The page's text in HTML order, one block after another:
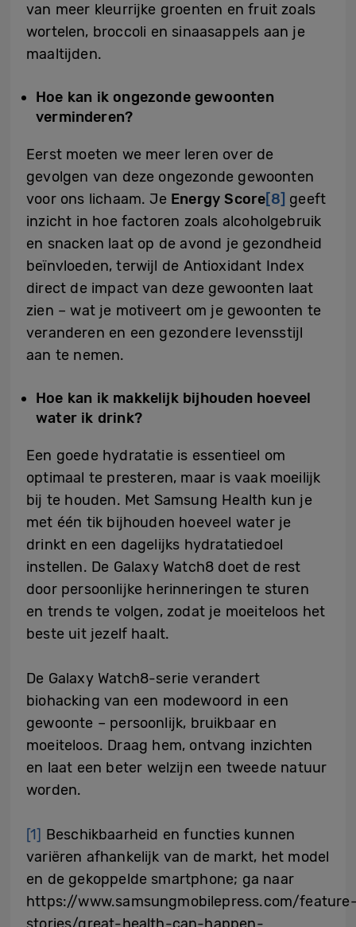
van meer kleurrijke groenten en fruit zoals
wortelen, broccoli en sinaasappels aan je
maaltijden.
Hoe kan ik ongezonde gewoonten
verminderen?
Eerst moeten we meer leren over de
gevolgen van deze ongezonde gewoonten
voor ons lichaam. Je Energy Score[8] geeft
inzicht in hoe factoren zoals alcoholgebruik
en snacken laat op de avond je gezondheid
beïnvloeden, terwijl de Antioxidant Index
direct de impact van deze gewoonten laat
zien – wat je motiveert om je gewoonten te
veranderen en een gezondere levensstijl
aan te nemen.
Hoe kan ik makkelijk bijhouden hoeveel
water ik drink?
Een goede hydratatie is essentieel om
optimaal te presteren, maar is vaak moeilijk
bij te houden. Met Samsung Health kun je
met één tik bijhouden hoeveel water je
drinkt en een dagelijks hydratatiedoel
instellen. De Galaxy Watch8 doet de rest
door persoonlijke herinneringen te sturen
en trends te volgen, zodat je moeiteloos het
beste uit jezelf haalt.
De Galaxy Watch8-serie verandert
biohacking van een modewoord in een
gewoonte – persoonlijk, bruikbaar en
moeiteloos. Draag hem, ontvang inzichten
en laat een beter welzijn een tweede natuur
worden.
[1] Beschikbaarheid en functies kunnen
variëren afhankelijk van de markt, het model
en de gekoppelde smartphone; ga naar
https://www.samsungmobilepress.com/